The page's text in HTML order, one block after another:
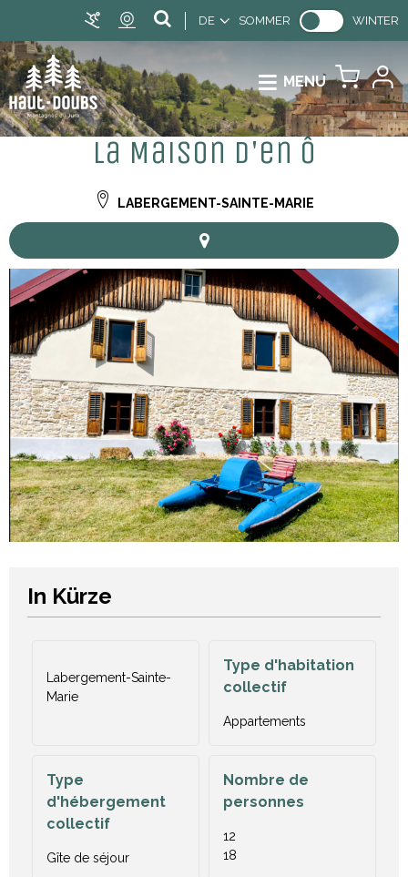
DE SOMMER WINTER
MENU
La Maison d'en Ô
LABERGEMENT-SAINTE-MARIE
In Kürze
Labergement-Sainte-
Marie
Type d'habitation
collectif
Appartements
Type
d'hébergement
collectif
Gîte de séjour
Nombre de
personnes
12
18